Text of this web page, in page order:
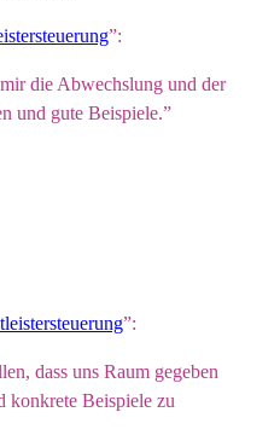
”:
die Abwechslung und der
und gute Beispiele.”
”:
dass uns Raum gegeben
konkrete Beispiele zu